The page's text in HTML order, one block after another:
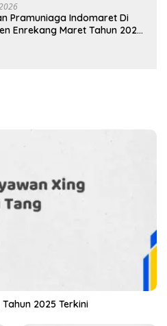
Pramuniaga Indomaret Di
Enrekang Maret Tahun 2025
2025 Terkini